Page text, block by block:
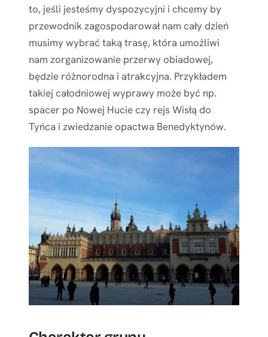
to, jeśli jesteśmy dyspozycyjni i chcemy by
przewodnik zagospodarował nam cały dzień
musimy wybrać taką trasę, która umożliwi
nam zorganizowanie przerwy obiadowej,
będzie różnorodna i atrakcyjna. Przykładem
takiej całodniowej wyprawy może być np.
spacer po Nowej Hucie czy rejs Wisłą do
Tyńca i zwiedzanie opactwa Benedyktynów.